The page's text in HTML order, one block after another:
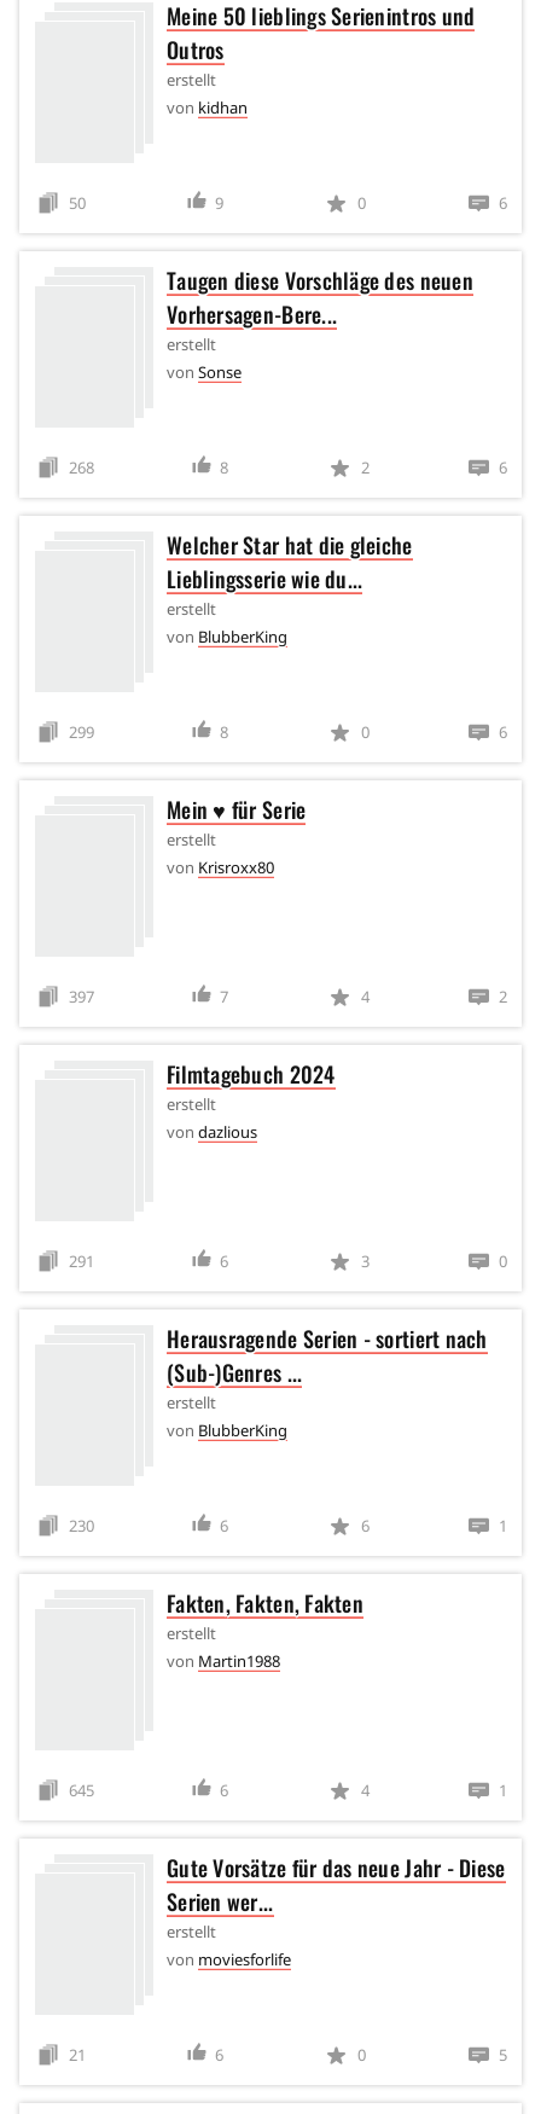
Meine 50 lieblings Serienintros und
Outros
erstellt
von kidhan
50 9 0 6
Taugen diese Vorschläge des neuen
Vorhersagen-Bere...
erstellt
von Sonse
268 8 2 6
Welcher Star hat die gleiche
Lieblingsserie wie du...
erstellt
von BlubberKing
299 8 0 6
Mein ♥ für Serie
erstellt
von Krisroxx80
397 7 4 2
Filmtagebuch 2024
erstellt
von dazlious
291 6 3 0
Herausragende Serien - sortiert nach
(Sub-)Genres ...
erstellt
von BlubberKing
230 6 6 1
Fakten, Fakten, Fakten
erstellt
von Martin1988
645 6 4 1
Gute Vorsätze für das neue Jahr - Diese
Serien wer...
erstellt
von moviesforlife
21 6 0 5